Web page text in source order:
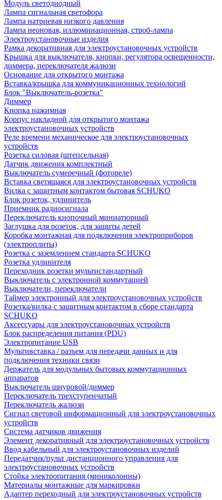
Модуль светодиодный
Лампа сигнальная светофора
Лампа натриевая низкого давления
Лампа неоновая, иллюминационная, строб-лампа
Электроустановочные изделия
Рамка декоративная для электроустановочных устройств
Крышка для выключателя, кнопки, регулятора освещенности,
диммера, переключателя жалюзи
Основание для открытого монтажа
Вставка/крышка для коммуникационных технологий
Блок "Выключатель-розетка"
Диммер
Кнопка нажимная
Корпус накладной для открытого монтажа
электроустановочных устройств
Реле времени механическое для электроустановочных
устройств
Розетка силовая (штепсельная)
Датчик движения комплектный
Выключатель сумеречный (фотореле)
Вставка светящаяся для электроустановочных устройств
Вилка с защитным контактом бытовая SCHUKO
Блок розеток, удлинитель
Приемник радиосигнала
Переключатель кнопочный миниатюрный
Заглушка для розеток, для защиты детей
Коробка монтажная для подключения электроприборов
(электроплиты)
Розетка с заземлением стандарта SCHUKO
Розетка удлинителя
Переходник розетки мультистандартный
Выключатель с электронной коммутацией
Выключатели, переключатели
Таймер электронный для электроустановочных устройств
Розетка/вилка с защитным контактом в сборе стандарта
SCHUKO
Аксессуары для электроустановочных устройств
Блок распределения питания (PDU)
Электропитание USB
Мультивставка / разъем для передачи данных и для
подключения техники связи
Держатель для модульных бытовых коммутационных
аппаратов
Выключатель шнуровой/диммер
Переключатель трехступенчатый
Переключатель жалюзи
Сигнал световой информационный для электроустановочных
устройств
Система датчиков движения
Элемент декоративный для электроустановочных устройств
Ввод кабельный для электроустановочных изделий
Передатчик/пульт дистанционного управления для
электроустановочных устройств
Стойка электропитания (миниколонны)
Материалы монтажные для маркировки
Адаптер переходный для электроустановочных устройств